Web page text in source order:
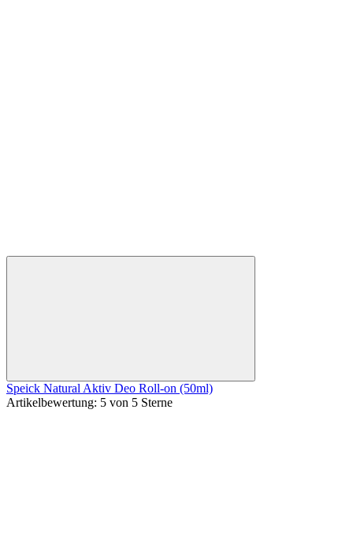
Speick Natural Aktiv Deo Roll-on (50ml)
Artikelbewertung: 5 von 5 Sterne